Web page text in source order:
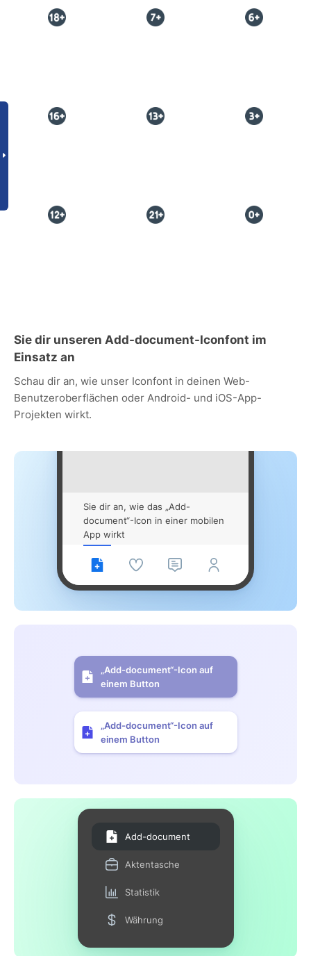
Sie dir unseren Add-document-Iconfont im
Einsatz an
Schau dir an, wie unser Iconfont in deinen Web-
Benutzeroberflächen oder Android- und iOS-App-
Projekten wirkt.
Sie dir an, wie das „Add-
document“-Icon in einer mobilen
App wirkt
„Add-document“-Icon auf
einem Button
„Add-document“-Icon auf
einem Button
Add-document
Aktentasche
Statistik
Währung